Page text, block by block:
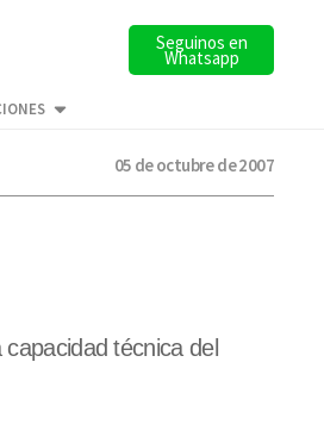
Seguinos en
Whatsapp
05 de octubre de 2007
técnica del